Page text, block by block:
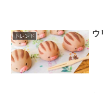
トレンド ウ